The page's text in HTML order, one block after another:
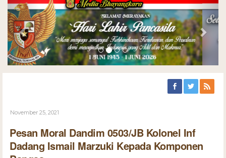
Previous Next
November 25, 2021
Pesan Moral Dandim 0503/JB Kolonel Inf
Dadang Ismail Marzuki Kepada Komponen